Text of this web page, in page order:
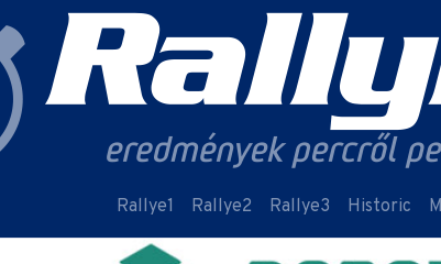
Rallye1 Rallye2 Rallye3 Historic